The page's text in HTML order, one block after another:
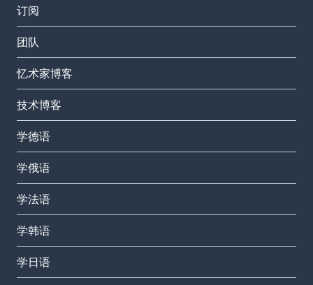
订阅
团队
忆术家博客
技术博客
学德语
学俄语
学法语
学韩语
学日语